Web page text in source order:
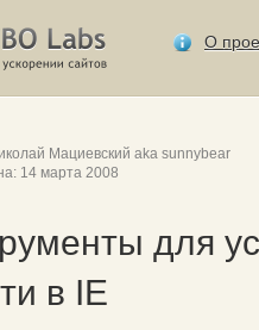
О
Мациевский aka sunnybear
14 марта 2008
для
в IE